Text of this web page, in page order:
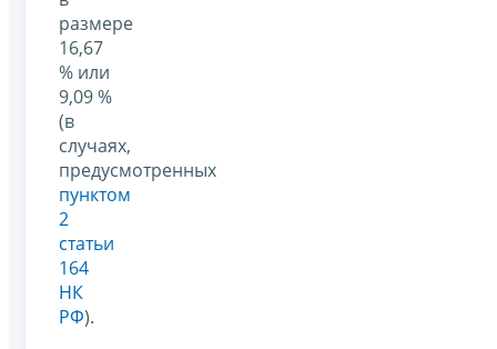
размере
16,67
% или
9,09 %
(в
случаях,
предусмотренных
пунктом
2
статьи
164
НК
РФ).